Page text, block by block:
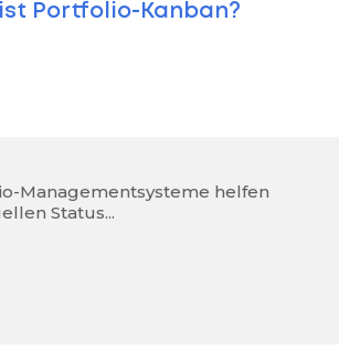
Portfolio-Kanban?
Managementsysteme helfen
Status...